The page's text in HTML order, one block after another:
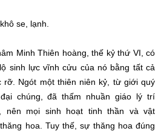
, khô se, lạnh.
Minh Thiên hoàng , thế kỷ thứ VI, có
sinh lực vĩnh cửu của nó bằng tất cả
rỡ . Ngót một thiên niên kỷ, từ giớiquý
đại chúng , đãthấm nhuần giáo lý trí
nên mọi sinh hoạt tinh thần và vật
hoa. Tuy thế , sự thăng hoa đúng